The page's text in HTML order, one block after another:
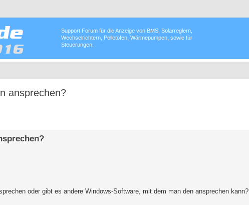
Support Forum für die Anzeige von BMS, Solarreglern,
Wechselrichtern, Pelletöfen, Wärmepumpen, sowie für
Steuerungen.
ansprechen?
oder gibt es andere Windows-Software, mit dem man den ansprechen kann?